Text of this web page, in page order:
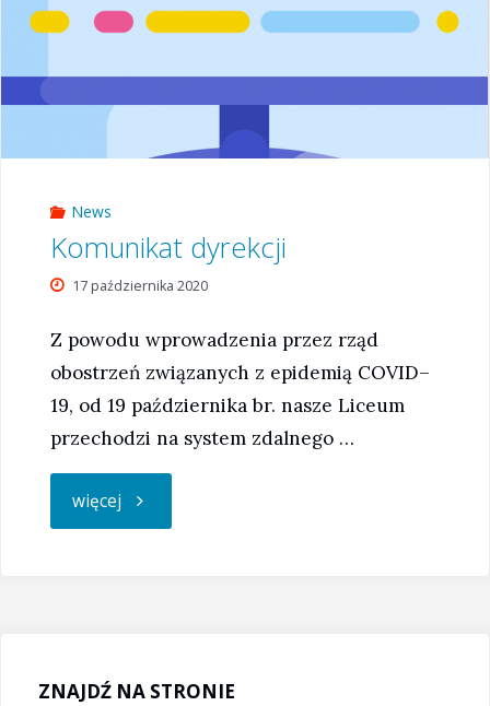
News
Komunikat dyrekcji
17 października 2020
Z powodu wprowadzenia przez rząd
obostrzeń związanych z epidemią COVID–
19, od 19 października br. nasze Liceum
przechodzi na system zdalnego …
więcej "Komunikat
ZNAJDŹ NA STRONIE